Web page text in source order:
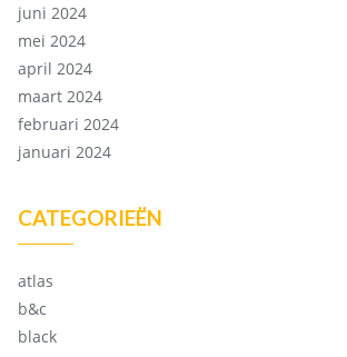
juni 2024
mei 2024
april 2024
maart 2024
februari 2024
januari 2024
CATEGORIEËN
atlas
b&c
black